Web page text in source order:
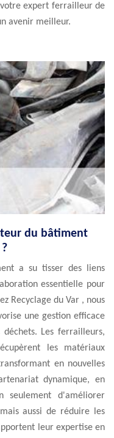
votre expert ferrailleur de
avenir meilleur.
du bâtiment
a su tisser des liens
essentielle pour
Recyclage du Var , nous
une gestion efficace
Les ferrailleurs,
les matériaux
en nouvelles
dynamique, en
d'améliorer
aussi de réduire les
leur expertise en